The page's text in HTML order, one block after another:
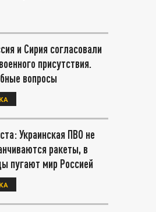
и Сирия согласовали
присутствия.
вопросы
Украинская ПВО не
ракеты, в
пугают мир Россией